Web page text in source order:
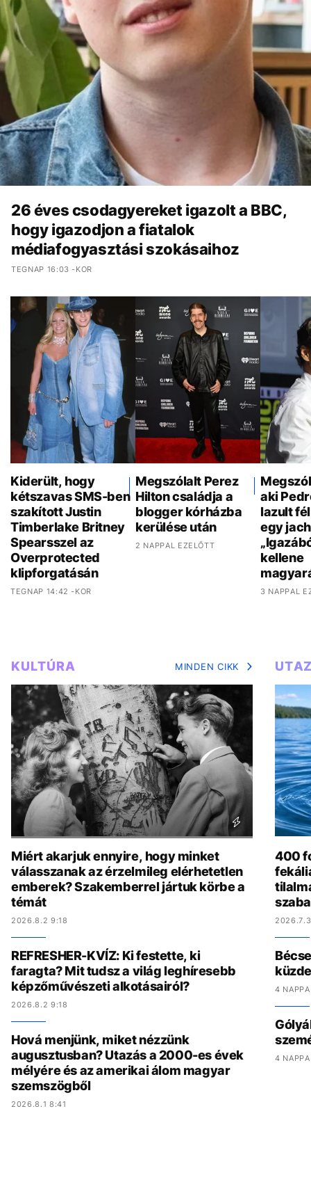
26 éves csodagyereket igazolt a BBC,
hogy igazodjon a fiatalok
médiafogyasztási szokásaihoz
TEGNAP 16:03 -KOR
Kiderült, hogy
kétszavas SMS-ben
szakított Justin
Timberlake Britney
Spearsszel az
Overprotected
klipforgatásán
TEGNAP 14:42 -KOR
Megszólalt Perez
Hilton családja a
blogger kórházba
kerülése után
2 NAPPAL EZELŐTT
aki
lazult
egy
kellene
3 NAPPAL
KULTÚRA MINDEN CIKK
Miért akarjuk ennyire, hogy minket
válasszanak az érzelmileg elérhetetlen
emberek? Szakemberrel jártuk körbe a
témát
2026.8.2 9:18
REFRESHER-KVÍZ: Ki festette, ki
faragta? Mit tudsz a világ leghíresebb
képzőművészeti alkotásairól?
2026.8.2 9:18
Hová menjünk, miket nézzünk
augusztusban? Utazás a 2000-es évek
mélyére és az amerikai álom magyar
szemszögből
2026.8.1 8:41
400
4
4